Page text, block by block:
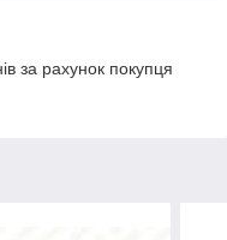
за рахунок покупця